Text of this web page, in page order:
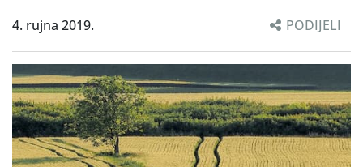
4. rujna 2019. PODIJELI